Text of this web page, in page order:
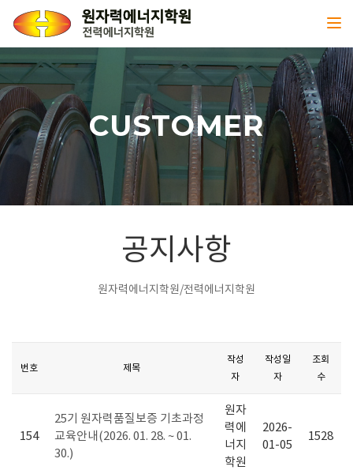
CUSTOMER
공지사항
원자력에너지학원/전력에너지학원
번호 제목
작성
자
작성일
자
조회
수
154
25기 원자력품질보증 기초과정
교육안내(2026. 01. 28. ~ 01.
30.)
원자
력에
너지
학원
2026-
01-05
1528